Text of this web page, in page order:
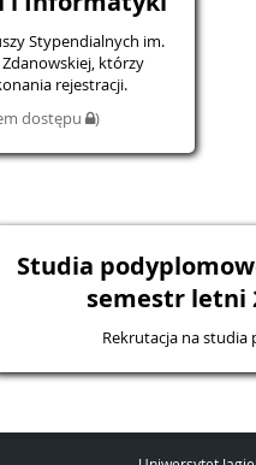
Stypendialnych im.
Zdanowskiej, którzy
rejestracji.
dostępu
)
Studia
semestr letni
Rekrutacja na